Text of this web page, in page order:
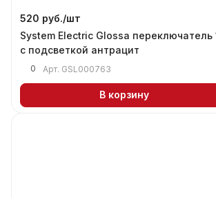
520 руб./шт
System Electric Glossa
с подсветкой антрацит
0 Арт. GSL000763
В корзину